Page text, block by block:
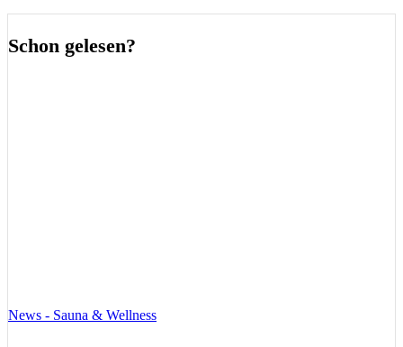
Schon gelesen?
News - Sauna & Wellness